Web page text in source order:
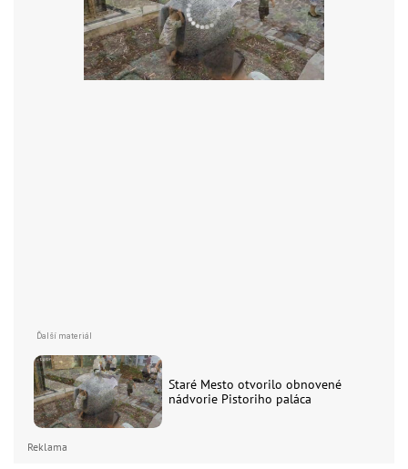
Staré Mesto otvorilo obnovené
nádvorie Pistoriho paláca
Reklama